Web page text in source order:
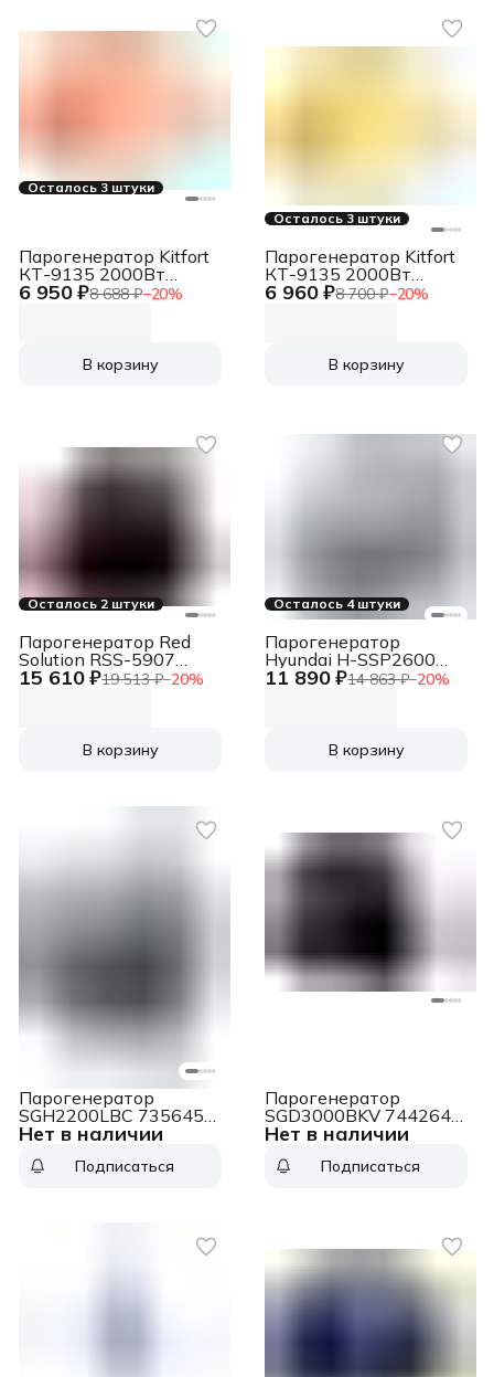
Осталось 3 штуки
6 950 ₽8 688 ₽−20%
Парогенератор Kitfort
КТ-9135 2000Вт
оранжевый/белый
В корзину
Осталось 3 штуки
6 960 ₽8 700 ₽−20%
Парогенератор Kitfort
КТ-9135 2000Вт
желтый/белый
В корзину
Осталось 2 штуки
15 610 ₽19 513 ₽−20%
Парогенератор Red
Solution RSS-5907
2400Вт черный/
В корзину
Осталось 4 штуки
11 890 ₽14 863 ₽−20%
Парогенератор
Hyundai H-SSP2600
2600Вт белый/
В корзину
Нет в наличии
Парогенератор
SGH2200LBC 735645
WHITE/BLUE GORENJE
Подписаться
Нет в наличии
Парогенератор
SGD3000BKV 744264
черный GORENJE
Подписаться